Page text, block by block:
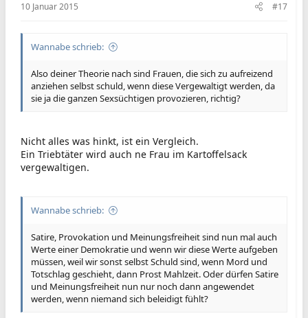
10 Januar 2015 #17
Wannabe schrieb:
Also deiner Theorie nach sind Frauen, die sich zu aufreizend
anziehen selbst schuld, wenn diese Vergewaltigt werden, da
sie ja die ganzen Sexsüchtigen provozieren, richtig?
Nicht alles was hinkt, ist ein Vergleich.
Ein Triebtäter wird auch ne Frau im Kartoffelsack
vergewaltigen.
Wannabe schrieb:
Satire, Provokation und Meinungsfreiheit sind nun mal auch
Werte einer Demokratie und wenn wir diese Werte aufgeben
müssen, weil wir sonst selbst Schuld sind, wenn Mord und
Totschlag geschieht, dann Prost Mahlzeit. Oder dürfen Satire
und Meinungsfreiheit nun nur noch dann angewendet
werden, wenn niemand sich beleidigt fühlt?